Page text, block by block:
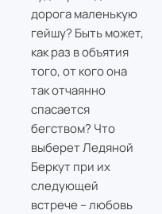
дорога маленькую
гейшу? Быть может,
как раз в объятия
того, от кого она
так отчаянно
спасается
бегством? Что
выберет Ледяной
Беркут при их
следующей
встрече – любовь